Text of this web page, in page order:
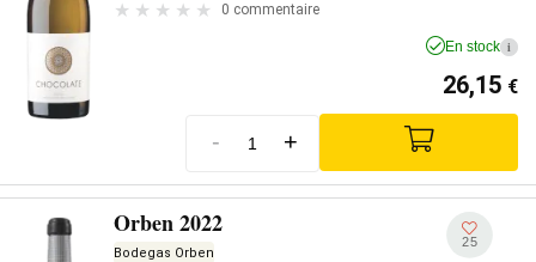
0 commentaire
En stock i
26,15 €
- +
Orben 2022
Bodegas Orben
25